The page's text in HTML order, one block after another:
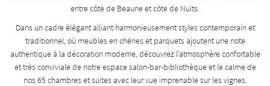
entre côte de Beaune et côte de Nuits.
Dans un cadre élégant alliant harmonieusement styles contemporain et
traditionnel, où meubles en chênes et parquets ajoutent une note
authentique à la décoration moderne, découvrez l’atmosphère confortable
et très conviviale de notre espace salon-bar-bibliothèque et le calme de
nos 65 chambres et suites avec leur vue imprenable sur les vignes.